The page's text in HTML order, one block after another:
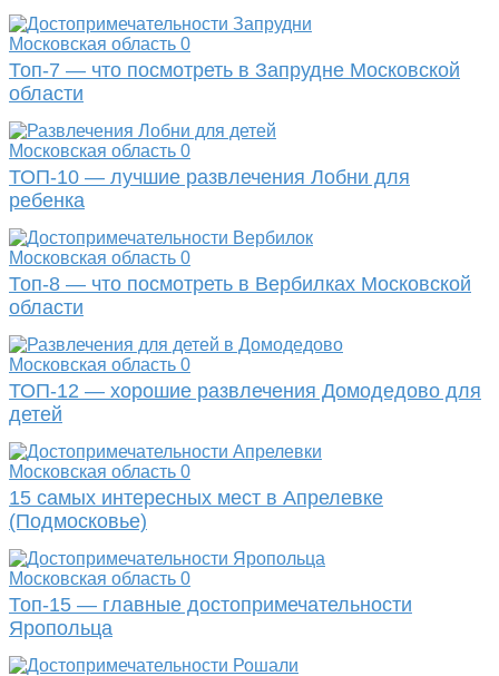
Московская область 0
Топ-7 — что посмотреть в Запрудне Московской
области
Московская область 0
ТОП-10 — лучшие развлечения Лобни для
ребенка
Московская область 0
Топ-8 — что посмотреть в Вербилках Московской
области
Московская область 0
ТОП-12 — хорошие развлечения Домодедово для
детей
Московская область 0
15 самых интересных мест в Апрелевке
(Подмосковье)
Московская область 0
Топ-15 — главные достопримечательности
Яропольца